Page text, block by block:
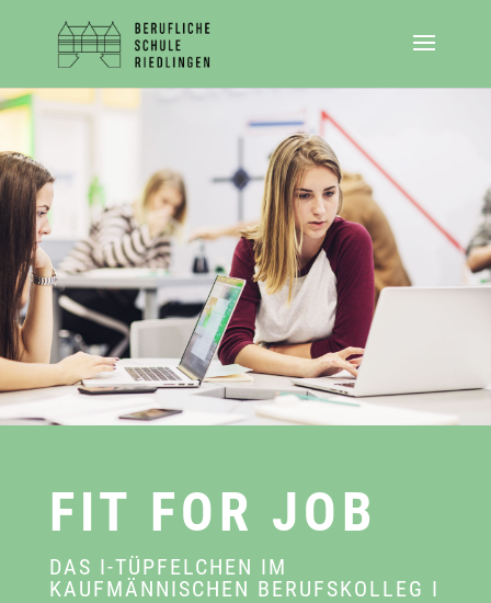
FIT FOR JOB
DAS I-TÜPFELCHEN IM
KAUFMÄNNISCHEN BERUFSKOLLEG I